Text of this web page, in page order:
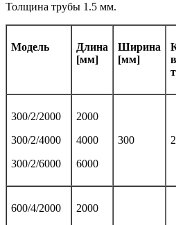
Толщина трубы 1.5 мм.
Модель
Длина
[мм]
Ширина
[мм]
300/2/2000
300/2/4000
300/2/6000
2000
4000
6000
300 2
600/4/2000
2000